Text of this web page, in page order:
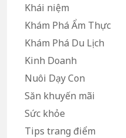
Khái niệm
Khám Phá Ẩm Thực
Khám Phá Du Lịch
Kinh Doanh
Nuôi Dạy Con
Săn khuyến mãi
Sức khỏe
Tips trang điểm